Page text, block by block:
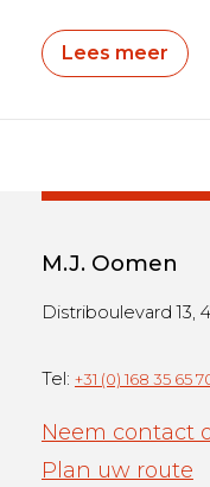
Lees meer
M.J. Oomen
Distriboulevard 13,
Tel: +31 (0) 168 35 65
Neem contact
Plan uw route